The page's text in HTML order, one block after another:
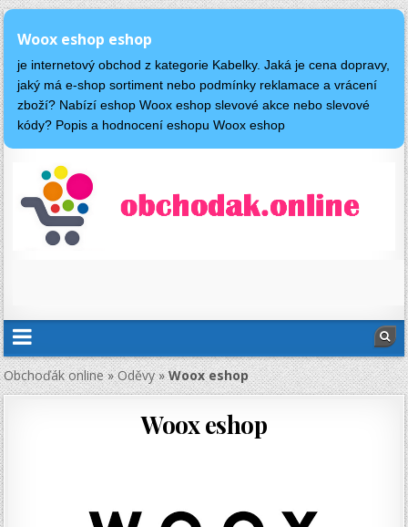
Woox eshop eshop
je internetový obchod z kategorie Kabelky. Jaká je cena dopravy,
jaký má e-shop sortiment nebo podmínky reklamace a vrácení
zboží? Nabízí eshop Woox eshop slevové akce nebo slevové
kódy? Popis a hodnocení eshopu Woox eshop
Obchoďák online»Oděvy»Woox eshop
Woox eshop